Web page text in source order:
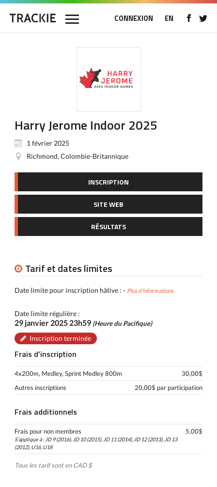
CONNEXION EN
Harry Jerome Indoor 2025
1 février 2025
Richmond, Colombie-Britannique
INSCRIPTION
SITE WEB
RÉSULTATS
Tarif et dates limites
Date limite pour inscription hâtive : - Plus d’informations
Date limite régulière :
29 janvier 2025 23h59 (Heure du Pacifique)
Inscription terminée
Frais d’inscription
4x200m, Medley, Sprint Medley 800m
30,00$
Autres inscriptions
20,00$ par participation
Frais additionnels
Frais pour non membres
S’applique à : JD 9 (2016), JD 10 (2015), JD 11 (2014), JD 12 (2013), JD 13
(2012), U16, U18
5,00$
Tous les tarif sont en CAD $